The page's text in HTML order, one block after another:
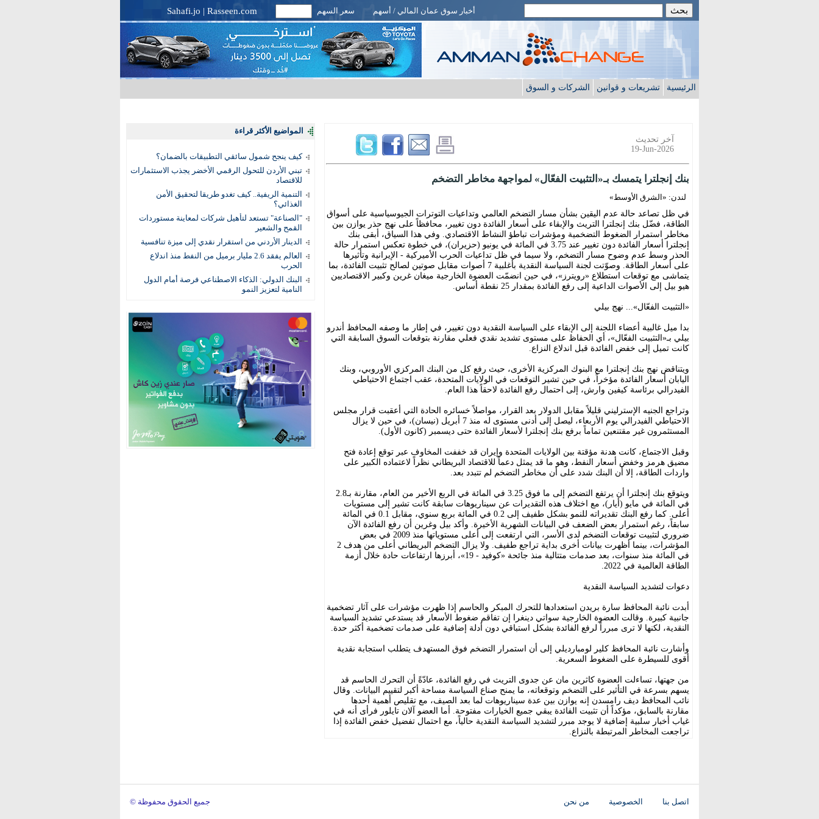
أخبار سوق عمان المالي / أسهم سعر السهم Sahafi.jo | Rasseen.com
الرئيسية تشريعات و قوانين الشركات و السوق
المواضيع الأكثر قراءة
كيف ينجح شمول سائقي التطبيقات بالضمان؟
تبني الأردن للتحول الرقمي الأخضر يجذب الاستثمارات
للاقتصاد
التنمية الريفية.. كيف تغدو طريقا لتحقيق الأمن
الغذائي؟
"الصناعة" تستعد لتأهيل شركات لمعاينة مستوردات
القمح والشعير
الدينار الأردني من استقرار نقدي إلى ميزة تنافسية
العالم يفقد 2.6 مليار برميل من النفط منذ اندلاع
الحرب
البنك الدولي: الذكاء الاصطناعي فرصة أمام الدول
النامية لتعزيز النمو
آخر تحديث
19-Jun-2026
بنك إنجلترا يتمسك بـ«التثبيت الفعّال» لمواجهة مخاطر التضخم
لندن: «الشرق الأوسط»
في ظل تصاعد حالة عدم اليقين بشأن مسار التضخم العالمي وتداعيات التوترات الجيوسياسية على أسواق
الطاقة، فضّل بنك إنجلترا التريث والإبقاء على أسعار الفائدة دون تغيير، محافظاً على نهج حذر يوازن بين
مخاطر استمرار الضغوط التضخمية ومؤشرات تباطؤ النشاط الاقتصادي. وفي هذا السياق، أبقى بنك
إنجلترا أسعار الفائدة دون تغيير عند 3.75 في المائة في يونيو (حزيران)، في خطوة تعكس استمرار حالة
الحذر وسط عدم وضوح مسار التضخم، ولا سيما في ظل تداعيات الحرب الأميركية - الإيرانية وتأثيرها
على أسعار الطاقة. وصوّتت لجنة السياسة النقدية بأغلبية 7 أصوات مقابل صوتين لصالح تثبيت الفائدة، بما
يتماشى مع توقعات استطلاع «رويترز»، في حين انضمّت العضوة الخارجية ميغان غرين وكبير الاقتصاديين
هيو بيل إلى الأصوات الداعية إلى رفع الفائدة بمقدار 25 نقطة أساس.
«التثبيت الفعّال»... نهج بيلي
بدا ميل غالبية أعضاء اللجنة إلى الإبقاء على السياسة النقدية دون تغيير، في إطار ما وصفه المحافظ أندرو
بيلي بـ«التثبيت الفعّال»، أي الحفاظ على مستوى تشديد نقدي فعلي مقارنة بتوقعات السوق السابقة التي
كانت تميل إلى خفض الفائدة قبل اندلاع النزاع.
ويتناقض نهج بنك إنجلترا مع البنوك المركزية الأخرى، حيث رفع كل من البنك المركزي الأوروبي، وبنك
اليابان أسعار الفائدة مؤخراً، في حين تشير التوقعات في الولايات المتحدة، عقب اجتماع الاحتياطي
الفيدرالي برئاسة كيفين وارش، إلى احتمال رفع الفائدة لاحقاً هذا العام.
وتراجع الجنيه الإسترليني قليلاً مقابل الدولار بعد القرار، مواصلاً خسائره الحادة التي أعقبت قرار مجلس
الاحتياطي الفيدرالي يوم الأربعاء، ليصل إلى أدنى مستوى له منذ 7 أبريل (نيسان)، في حين لا يزال
المستثمرون غير مقتنعين تماماً برفع بنك إنجلترا لأسعار الفائدة حتى ديسمبر (كانون الأول).
وقبل الاجتماع، كانت هدنة مؤقتة بين الولايات المتحدة وإيران قد خففت المخاوف عبر توقع إعادة فتح
مضيق هرمز وخفض أسعار النفط، وهو ما قد يمثل دعماً للاقتصاد البريطاني نظراً لاعتماده الكبير على
واردات الطاقة، إلا أن البنك شدد على أن مخاطر التضخم لم تتبدد بعد.
ويتوقع بنك إنجلترا أن يرتفع التضخم إلى ما فوق 3.25 في المائة في الربع الأخير من العام، مقارنة بـ2.8
في المائة في مايو (أيار)، مع اختلاف هذه التقديرات عن سيناريوهات سابقة كانت تشير إلى مستويات
أعلى. كما رفع البنك تقديراته للنمو بشكل طفيف إلى 0.2 في المائة بربع سنوي، مقابل 0.1 في المائة
سابقاً، رغم استمرار بعض الضعف في البيانات الشهرية الأخيرة. وأكد بيل وغرين أن رفع الفائدة الآن
ضروري لتثبيت توقعات التضخم لدى الأسر، التي ارتفعت إلى أعلى مستوياتها منذ 2009 في بعض
المؤشرات، بينما أظهرت بيانات أخرى بداية تراجع طفيف. ولا يزال التضخم البريطاني أعلى من هدف 2
في المائة منذ سنوات، بعد صدمات متتالية منذ جائحة «كوفيد - 19»، أبرزها ارتفاعات حادة خلال أزمة
الطاقة العالمية في 2022.
دعوات لتشديد السياسة النقدية
أبدت نائبة المحافظ سارة بريدن استعدادها للتحرك المبكر والحاسم إذا ظهرت مؤشرات على آثار تضخمية
جانبية كبيرة. وقالت العضوة الخارجية سواتي دينغرا إن تفاقم ضغوط الأسعار قد يستدعي تشديد السياسة
النقدية، لكنها لا ترى مبرراً لرفع الفائدة بشكل استباقي دون أدلة إضافية على صدمات تضخمية أكثر حدة.
وأشارت نائبة المحافظ كلير لومبارديلي إلى أن استمرار التضخم فوق المستهدف يتطلب استجابة نقدية
أقوى للسيطرة على الضغوط السعرية.
من جهتها، تساءلت العضوة كاثرين مان عن جدوى التريث في رفع الفائدة، عادّةً أن التحرك الحاسم قد
يسهم بسرعة في التأثير على التضخم وتوقعاته، ما يمنح صناع السياسة مساحة أكبر لتقييم البيانات. وقال
نائب المحافظ ديف رامسدن إنه يوازن بين عدة سيناريوهات لما بعد الصيف، مع تقليص أهمية أحدها
مقارنة بالسابق، مؤكداً أن تثبيت الفائدة يبقي جميع الخيارات مفتوحة. أما العضو آلان تايلور فرأى أنه في
غياب أخبار سلبية إضافية لا يوجد مبرر لتشديد السياسة النقدية حالياً، مع احتمال تفضيل خفض الفائدة إذا
تراجعت المخاطر المرتبطة بالنزاع.
اتصل بنا الخصوصية من نحن © جميع الحقوق محفوظة